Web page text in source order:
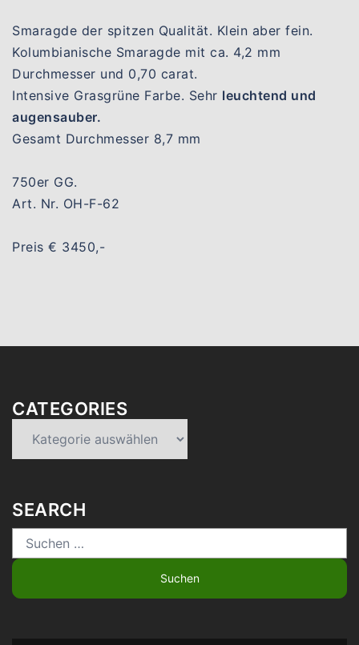
Smaragde der spitzen Qualität. Klein aber fein.
Kolumbianische Smaragde mit ca. 4,2 mm
Durchmesser und 0,70 carat.
Intensive Grasgrüne Farbe. Sehr leuchtend und
augensauber.
Gesamt Durchmesser 8,7 mm
750er GG.
Art. Nr. OH-F-62
Preis € 3450,-
CATEGORIES
SEARCH
Suchen
nach: